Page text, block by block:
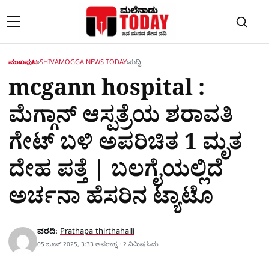
ಮುಖಪುಟ›SHIVAMOGGA NEWS TODAY›ಸುದ್ದಿ
mcgann hospital :
ಮೆಗ್ಗಾನ್​ ಆಸ್ಪತ್ರೆಯ ಶರಾವತಿ
ಗೇಟ್ ಬಳಿ ಅಪರಿಚಿತ 1 ಮೃತ
ದೇಹ ಪತ್ತೆ | ಬಲಗೈಯಲ್ಲಿದೆ
ಅರ್ಚನಾ ಹೆಸರಿನ ಟ್ಯಾಟೊ
ವರದಿ: Prathapa thirthahalli
05 ಜೂನ್ 2025, 3:33 ಅಪರಾಹ್ನ · 2 ನಿಮಿಷ ಓದು